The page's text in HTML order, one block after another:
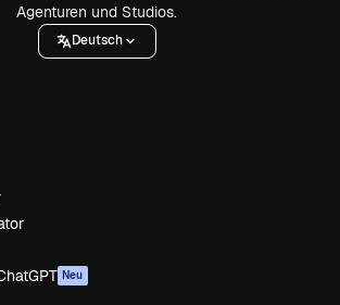
Agenturen und Studios.
Deutsch
Neu